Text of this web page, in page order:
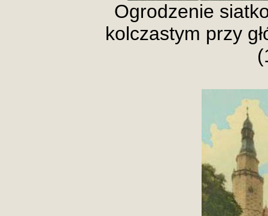
Ogrodzenie
kolczastym przy